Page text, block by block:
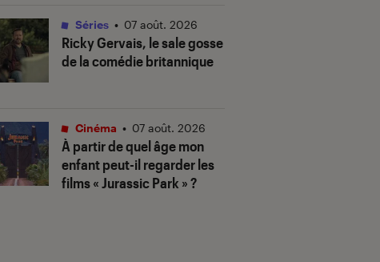
Ricky Gervais, le sale gosse
de la comédie britannique
Séries • 07 août. 2026
À partir de quel âge mon
enfant peut-il regarder les
films « Jurassic Park » ?
Cinéma • 07 août. 2026